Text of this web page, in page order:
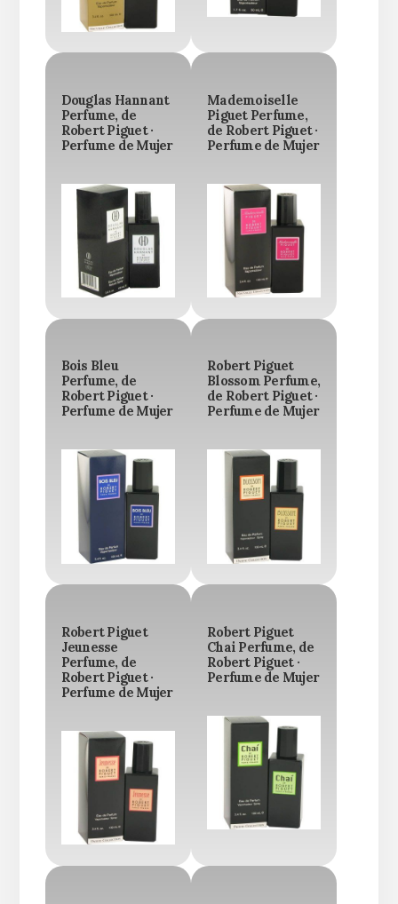
Douglas Hannant
Perfume, de
Robert Piguet ·
Perfume de Mujer
Mademoiselle
Piguet Perfume,
de Robert Piguet ·
Perfume de Mujer
Bois Bleu
Perfume, de
Robert Piguet ·
Perfume de Mujer
Robert Piguet
Blossom Perfume,
de Robert Piguet ·
Perfume de Mujer
Robert Piguet
Jeunesse
Perfume, de
Robert Piguet ·
Perfume de Mujer
Robert Piguet
Chai Perfume, de
Robert Piguet ·
Perfume de Mujer